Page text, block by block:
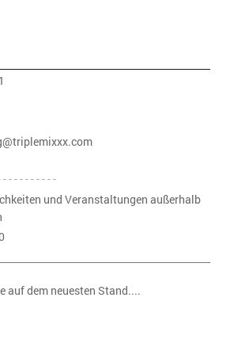
- - - - - - - - -
und Veranstaltungen außerhalb
auf dem neuesten Stand....